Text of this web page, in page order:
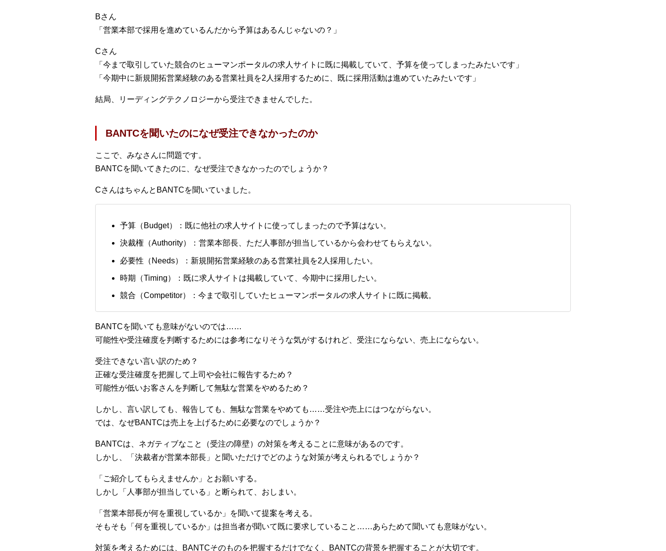
Bさん
「営業本部で採用を進めているんだから予算はあるんじゃないの？」
Cさん
「今まで取引していた競合のヒューマンポータルの求人サイトに既に掲載していて、予算を使ってしまったみたいです」
「今期中に新規開拓営業経験のある営業社員を2人採用するために、既に採用活動は進めていたみたいです」
結局、リーディングテクノロジーから受注できませんでした。
BANTCを聞いたのになぜ受注できなかったのか
ここで、みなさんに問題です。
BANTCを聞いてきたのに、なぜ受注できなかったのでしょうか？
CさんはちゃんとBANTCを聞いていました。
予算（Budget）：既に他社の求人サイトに使ってしまったので予算はない。
決裁権（Authority）：営業本部長、ただ人事部が担当しているから会わせてもらえない。
必要性（Needs）：新規開拓営業経験のある営業社員を2人採用したい。
時期（Timing）：既に求人サイトは掲載していて、今期中に採用したい。
競合（Competitor）：今まで取引していたヒューマンポータルの求人サイトに既に掲載。
BANTCを聞いても意味がないのでは……
可能性や受注確度を判断するためには参考になりそうな気がするけれど、受注にならない、売上にならない。
受注できない言い訳のため？
正確な受注確度を把握して上司や会社に報告するため？
可能性が低いお客さんを判断して無駄な営業をやめるため？
しかし、言い訳しても、報告しても、無駄な営業をやめても……受注や売上にはつながらない。
では、なぜBANTCは売上を上げるために必要なのでしょうか？
BANTCは、ネガティブなこと（受注の障壁）の対策を考えることに意味があるのです。
しかし、「決裁者が営業本部長」と聞いただけでどのような対策が考えられるでしょうか？
「ご紹介してもらえませんか」とお願いする。
しかし「人事部が担当している」と断られて、おしまい。
「営業本部長が何を重視しているか」を聞いて提案を考える。
そもそも「何を重視しているか」は担当者が聞いて既に要求していること……あらためて聞いても意味がない。
対策を考えるためには、BANTCそのものを把握するだけでなく、BANTCの背景を把握することが大切です。